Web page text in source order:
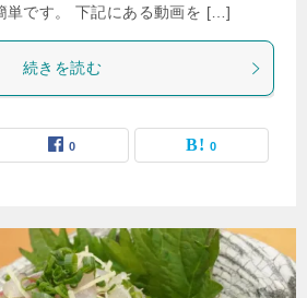
単です。 下記にある動画を […]
続きを読む
0 0